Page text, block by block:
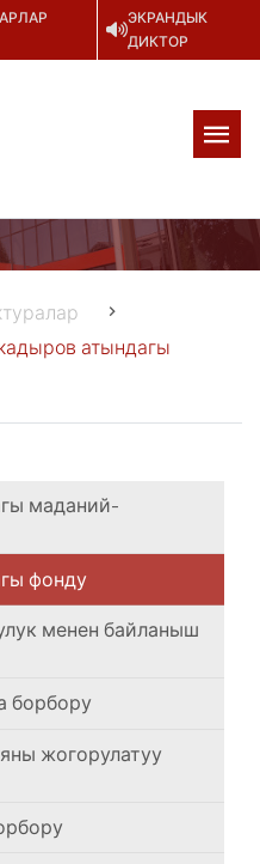
ЭКРАНДЫК
ДИКТОР
атындагы
маданий-
фонду
менен байланыш
борбору
жогорулатуу